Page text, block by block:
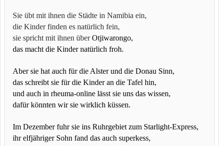
Sie übt mit ihnen die Städte in Namibia ein,
die Kinder finden es natürlich fein,
sie spricht mit ihnen überOtjiwarongo,
das macht die Kinder natürlich froh.
Aber sie hat auch für die Alster und die Donau Sinn,
das schreibt sie für die Kinder an die Tafel hin,
und auch in rheuma-online lässt sie uns das wissen,
dafür könnten wir sie wirklich küssen.
Im Dezember fuhr sie ins Ruhrgebiet zum Starlight-Express,
ihr elfjähriger Sohn fand das auch superkess,